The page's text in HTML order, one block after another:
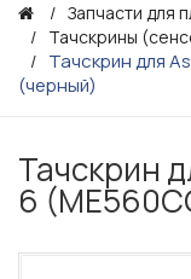
Запчасти для
Тачскрины
Тачскрин для
(черный)
Тачскрин
6